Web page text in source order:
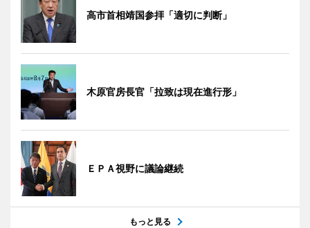
高市首相靖国参拝「適切に判断」
木原官房長官「拉致は現在進行形」
ＥＰＡ視野に議論継続
もっと見る